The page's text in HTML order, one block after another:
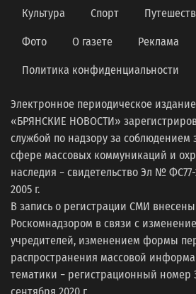
Культура Спорт
Фото О газете Реклама
Политика конфиденциальности
Электронное периодическое
«БРЯНСКИЕ НОВОСТИ»
службой по надзору за соблюдением
сфере массовых коммуникаций и
наследия − свидетельство Эл №
2005 г.
В запись о регистрации СМИ
Роскомнадзором в связи с
учредителей, изменением формы
распространения массовой
тематики − регистрационный номер